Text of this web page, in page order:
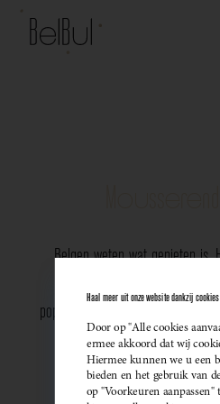
Belgen weten wat genieten is.
populariteit van Belgische
kiezen ze bewust voor
sprankelend aperitief of als
gastronomisch
Haal meer uit onze website dankzij cookies
Door op "Alle cookies
ermee akkoord dat wij
Hiermee kunnen we u een
bieden en het gebruik van
op "Voorkeuren